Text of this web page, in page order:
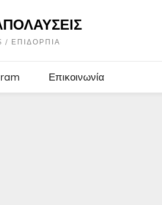
/ ΕΠΙΔΌΡΠΙΑ
Επικοινωνία